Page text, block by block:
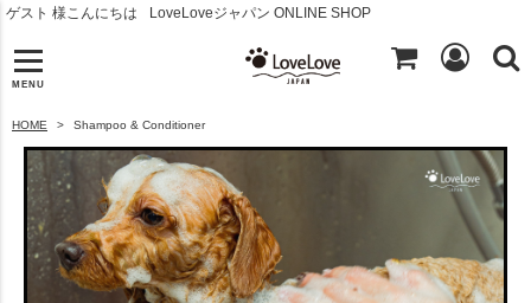
LoveLoveジャパン ONLINE SHOP
ゲスト 様こんにちは
MENU
HOME Shampoo & Conditioner